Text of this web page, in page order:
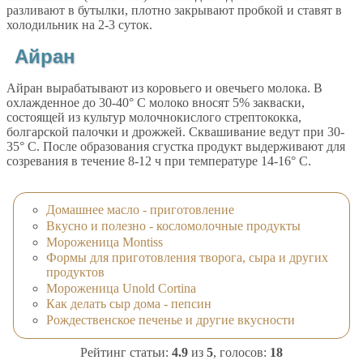
разливают в бутылки, плотно закрывают пробкой и ставят в
холодильник на 2-3 суток.
Айран
Айран вырабатывают из коровьего и овечьего молока. В
охлажденное до 30-40° С молоко вносят 5% закваски,
состоящей из культур молочнокислого стрептококка,
болгарской палочки и дрожжей. Сквашивание ведут при 30-
35° С. После образования сгустка продукт выдерживают для
созревания в течение 8-12 ч при температуре 14-16° С.
Домашнее масло - приготовление
Вкусно и полезно - косломолочные продукты
Мороженица Montiss
Формы для приготовления творога, сыра и других
продуктов
Мороженица Unold Cortina
Как делать сыр дома - пепсин
Рождественское печенье и другие вкусности
Рейтинг статьи: 4.9 из 5, голосов: 18